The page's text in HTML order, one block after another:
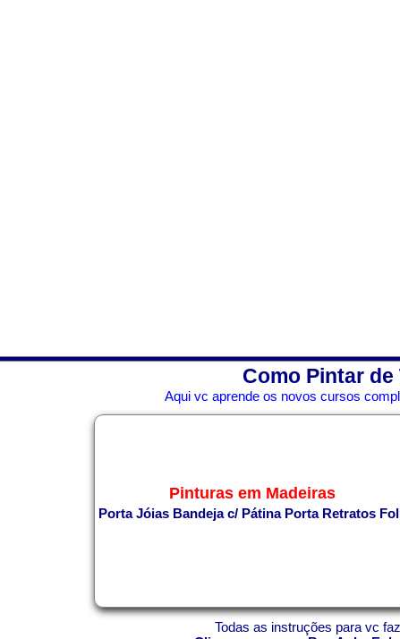
Como Pintar de
Aqui vc aprende os novos cursos
Pinturas em Madeiras
Porta Jóias Bandeja c/ Pátina Porta Retratos
Todas as instruções para vc